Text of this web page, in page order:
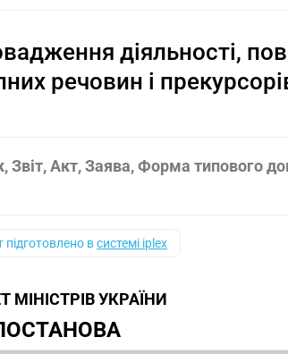
діяльності,
речовин і
Звіт, Акт, Заява, Форма типового
всистемі iplex
МІНІСТРІВ УКРАЇНИ